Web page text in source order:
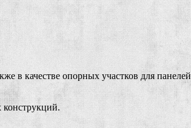
в качестве опорных участков для
конструкций.